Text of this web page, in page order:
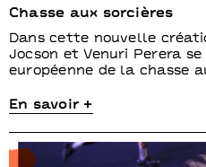
Chasse aux sorcières
Dans cette nouvelle
Jocson et Venuri Perera
européenne de la chasse
En savoir +